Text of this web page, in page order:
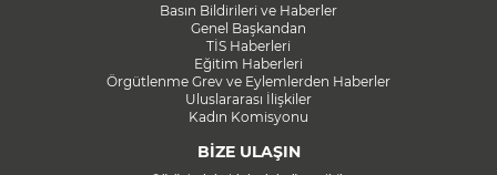
Basın Bildirileri ve Haberler
Genel Başkandan
TİS Haberleri
Eğitim Haberleri
Örgütlenme Grev ve Eylemlerden Haberler
Uluslararası İlişkiler
Kadın Komisyonu
BİZE ULAŞIN